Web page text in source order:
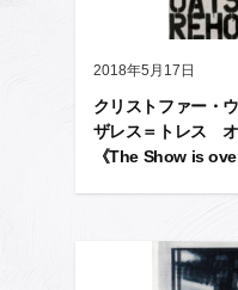
2018年5月17日
クリストファー・
ザレス＝トレス
《The Show is